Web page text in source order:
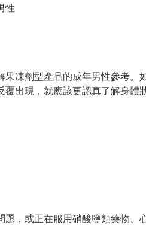
性
凍劑型產品的成年男性參考
出現，就應該更認真了解身體狀
，或正在服用硝酸鹽類藥物